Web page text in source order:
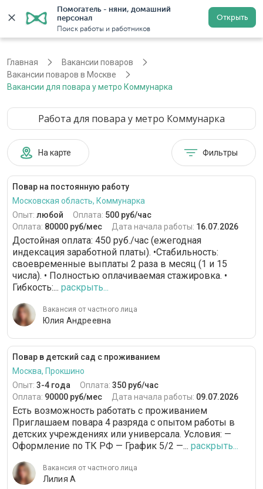
Помогатель - няни, домашний
персонал
Поиск работы и работников
Открыть
Регистрация
Главная
Вакансии поваров
Вакансии поваров в Москве
Вакансии для повара у метро Коммунарка
Работа для повара у метро Коммунарка
На карте Фильтры
Повар на постоянную работу
Московская область, Коммунарка
Опыт: любой Оплата: 500 руб/час
Оплата: 80000 руб/мес Дата начала работы: 16.07.2026
Достойная оплата: 450 руб./час (ежегодная
индексация заработной платы). •Стабильность:
своевременные выплаты 2 раза в месяц (1 и 15
числа). • Полностью оплачиваемая стажировка. •
Гибкость:... раскрыть...
Вакансия от частного лица
Юлия Андреевна
Повар в детский сад с проживанием
Москва, Прокшино
Опыт: 3-4 года Оплата: 350 руб/час
Оплата: 90000 руб/мес Дата начала работы: 09.07.2026
Есть возможность работать с проживанием
Приглашаем повара 4 разряда с опытом работы в
детских учреждениях или универсала. Условия: —
Оформление по ТК РФ — График 5/2 —... раскрыть...
Вакансия от частного лица
Лилия А